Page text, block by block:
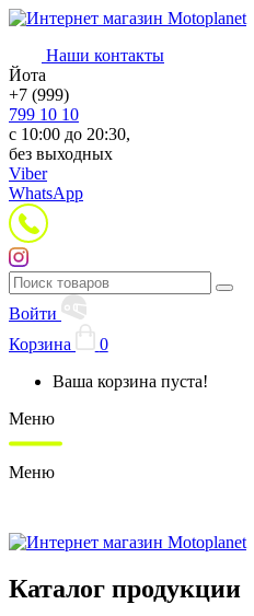
Наши контакты
Йота
+7 (999)
799 10 10
с 10:00 до 20:30,
без выходных
Viber
WhatsApp
Войти
Корзина
0
Ваша корзина пуста!
Меню
Меню
Каталог продукции